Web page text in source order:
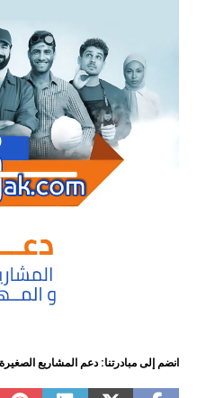
انضم إلى مبادرتنا: دعم المشاريع